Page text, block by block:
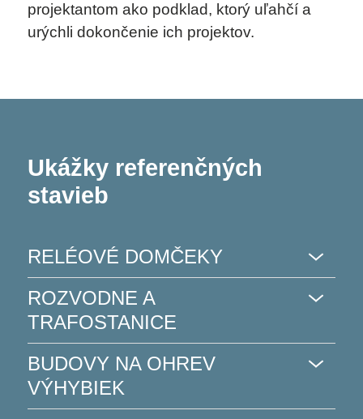
projektantom ako podklad, ktorý uľahčí a
urýchli dokončenie ich projektov.
Ukážky referenčných
stavieb
RELÉOVÉ DOMČEKY
ROZVODNE A
TRAFOSTANICE
BUDOVY NA OHREV
VÝHYBIEK